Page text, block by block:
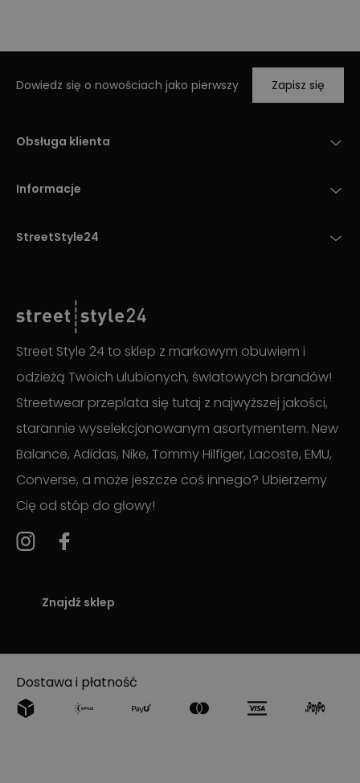
Dowiedz się o nowościach jako pierwszy Zapisz się
Obsługa klienta
Informacje
StreetStyle24
Street Style 24 to sklep z markowym obuwiem i
odzieżą Twoich ulubionych, światowych brandów!
Streetwear przeplata się tutaj z najwyższej jakości,
starannie wyselekcjonowanym asortymentem. New
Balance, Adidas, Nike, Tommy Hilfiger, Lacoste, EMU,
Converse, a może jeszcze coś innego? Ubierzemy
Cię od stóp do głowy!
Znajdź sklep
Dostawa i płatność